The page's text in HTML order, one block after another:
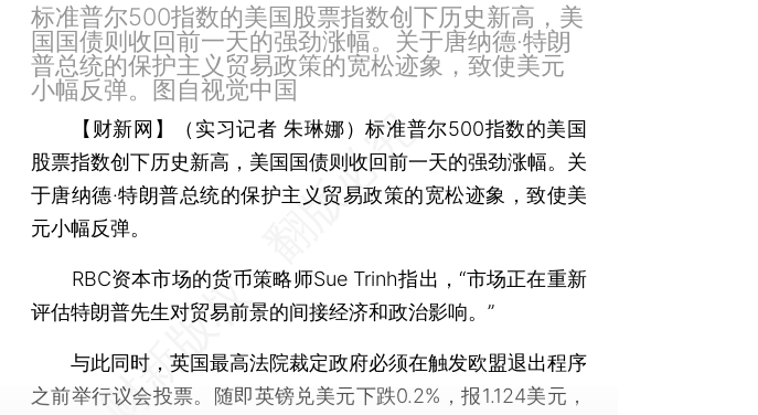
标准普尔500指数的美国股票指数创下历史新高，美
国国债则收回前一天的强劲涨幅。关于唐纳德·特朗
普总统的保护主义贸易政策的宽松迹象，致使美元
小幅反弹。图自视觉中国
【财新网】（实习记者 朱琳娜）标准普尔500指数的美国
股票指数创下历史新高，美国国债则收回前一天的强劲涨幅。关
于唐纳德·特朗普总统的保护主义贸易政策的宽松迹象，致使美
元小幅反弹。
RBC资本市场的货币策略师Sue Trinh指出，“市场正在重新
评估特朗普先生对贸易前景的间接经济和政治影响。”
与此同时，英国最高法院裁定政府必须在触发欧盟退出程序
之前举行议会投票。随即英镑兑美元下跌0.2%，报1.124美元，